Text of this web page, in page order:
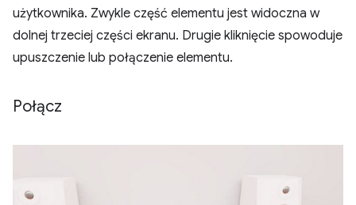
użytkownika. Zwykle część elementu jest widoczna w
dolnej trzeciej części ekranu. Drugie kliknięcie spowoduje
upuszczenie lub połączenie elementu.
Połącz